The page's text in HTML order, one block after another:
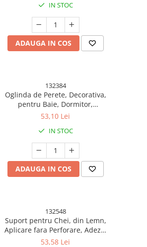
21x25x17 cm, Alb Gri
IN STOC
ADAUGA IN COS
132384
Oglinda de Perete, Decorativa,
pentru Baie, Dormitor,
Sufragerie, Model Minimalist
Alb
53,10 Lei
IN STOC
ADAUGA IN COS
132548
Suport pentru Chei, din Lemn,
Aplicare fara Perforare, Adeziv
Inclus, 5 Carlige Negre, Model
53,58 Lei